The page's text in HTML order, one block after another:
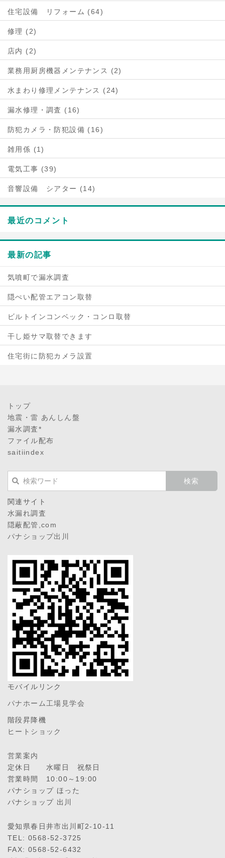
住宅設備 リフォーム (64)
修理 (2)
店内 (2)
業務用厨房機器メンテナンス (2)
水まわり修理メンテナンス (24)
漏水修理・調査 (16)
防犯カメラ・防犯設備 (16)
雑用係 (1)
電気工事 (39)
音響設備 シアター (14)
最近のコメント
最新の記事
気噴町で漏水調査
隠ぺい配管エアコン取替
ビルトインコンベック・コンロ取替
干し姫サマ取替できます
住宅街に防犯カメラ設置
トップ
地震・雷 あんしん盤
漏水調査*
ファイル配布
saitiindex
関連サイト
水漏れ調査
隠蔽配管,com
パナショップ出川
モバイルリンク
パナホーム工場見学会
階段昇降機
ヒートショック
営業案内
定休日 水曜日 祝祭日
営業時間 10:00～19:00
パナショップ ほった
パナショップ 出川
愛知県春日井市出川町2-10-11
TEL: 0568-52-3725
FAX: 0568-52-6432